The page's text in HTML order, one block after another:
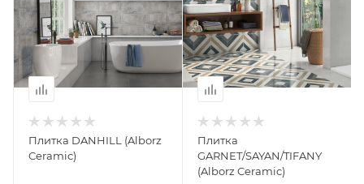
Плитка DANHILL (Alborz
Ceramic)
Плитка
GARNET/SAYAN/TIFANY
(Alborz Ceramic)